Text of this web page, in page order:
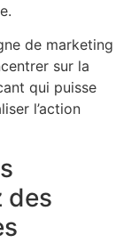
de marketing
sur la
qui puisse
l’action
des